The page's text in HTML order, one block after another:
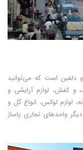
دلفین است که می‌توانید
و کفش، لوازم آرایشی و
لوازم لوکس، انواع گل و
واحدهای تجاری پاساژ